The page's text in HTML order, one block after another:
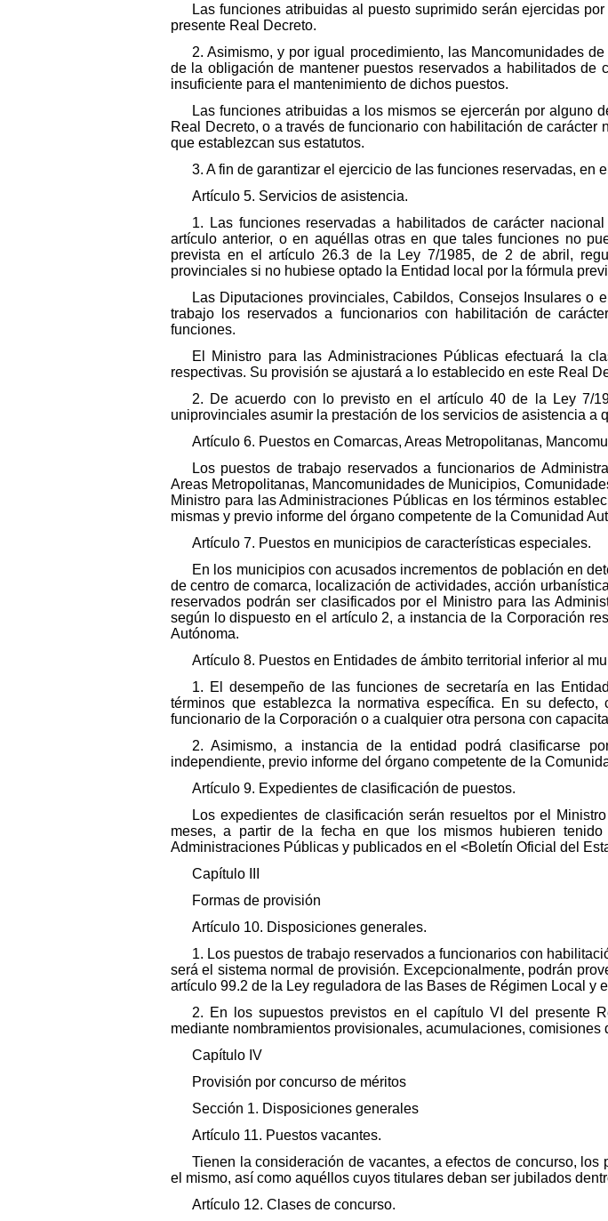
Las funciones atribuidas al puesto suprimido serán ejercidas
presente Real Decreto.
2. Asimismo, y por igual procedimiento, las Mancomunidades
de la obligación de mantener puestos reservados a habilitados
insuficiente para el mantenimiento de dichos puestos.
Las funciones atribuidas a los mismos se ejercerán por alguno
Real Decreto, o a través de funcionario con habilitación de
que establezcan sus estatutos.
3. A fin de garantizar el ejercicio de las funciones reservadas,
Artículo 5. Servicios de asistencia.
1. Las funciones reservadas a habilitados de carácter
artículo anterior, o en aquéllas otras en que tales funciones no
prevista en el artículo 26.3 de la Ley 7/1985, de 2 de abril,
provinciales si no hubiese optado la Entidad local por la fórmula
Las Diputaciones provinciales, Cabildos, Consejos Insulares
trabajo los reservados a funcionarios con habilitación de
funciones.
El Ministro para las Administraciones Públicas efectuará la
respectivas. Su provisión se ajustará a lo establecido en este Real
2. De acuerdo con lo previsto en el artículo 40 de la Ley 7/
uniprovinciales asumir la prestación de los servicios de asistencia a
Artículo 6. Puestos en Comarcas, Areas Metropolitanas,
Los puestos de trabajo reservados a funcionarios de
Areas Metropolitanas, Mancomunidades de Municipios,
Ministro para las Administraciones Públicas en los términos
mismas y previo informe del órgano competente de la Comunidad
Artículo 7. Puestos en municipios de características especiales.
En los municipios con acusados incrementos de población en
de centro de comarca, localización de actividades, acción
reservados podrán ser clasificados por el Ministro para las
según lo dispuesto en el artículo 2, a instancia de la Corporación
Autónoma.
Artículo 8. Puestos en Entidades de ámbito territorial inferior al
1. El desempeño de las funciones de secretaría en las
términos que establezca la normativa específica. En su
funcionario de la Corporación o a cualquier otra persona con
2. Asimismo, a instancia de la entidad podrá clasificarse
independiente, previo informe del órgano competente de la
Artículo 9. Expedientes de clasificación de puestos.
Los expedientes de clasificación serán resueltos por el
meses, a partir de la fecha en que los mismos hubieren
Administraciones Públicas y publicados en el <Boletín Oficial del
Capítulo III
Formas de provisión
Artículo 10. Disposiciones generales.
1. Los puestos de trabajo reservados a funcionarios con
será el sistema normal de provisión. Excepcionalmente, podrán
artículo 99.2 de la Ley reguladora de las Bases de Régimen Local y
2. En los supuestos previstos en el capítulo VI del presente
mediante nombramientos provisionales, acumulaciones,
Capítulo IV
Provisión por concurso de méritos
Sección 1. Disposiciones generales
Artículo 11. Puestos vacantes.
Tienen la consideración de vacantes, a efectos de concurso,
el mismo, así como aquéllos cuyos titulares deban ser jubilados
Artículo 12. Clases de concurso.